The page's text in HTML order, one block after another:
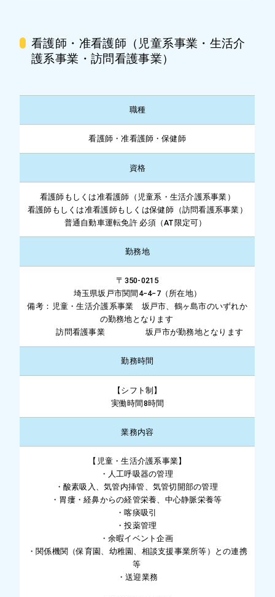
看護師・准看護師（児童系事業・生活介
護系事業・訪問看護事業）
職種
看護師・准看護師・保健師
資格
看護師もしくは准看護師（児童系・生活介護系事業）
看護師もしくは准看護師もしくは保健師（訪問看護系事業）
普通自動車運転免許 必須（AT限定可）
勤務地
〒350-0215
埼玉県坂戸市関間4−4−7（所在地）
備考：児童・生活介護系事業 坂戸市、鶴ヶ島市のいずれか
の勤務地となります
訪問看護事業 坂戸市が勤務地となります
勤務時間
【シフト制】
実働時間8時間
業務内容
【児童・生活介護系事業】
・人工呼吸器の管理
・酸素吸入、気管内挿管、気管切開部の管理
・胃瘻・経鼻からの経管栄養、中心静脈栄養等
・喀痰吸引
・投薬管理
・余暇イベント企画
・関係機関（保育園、幼稚園、相談支援事業所等）との連携
等
・送迎業務